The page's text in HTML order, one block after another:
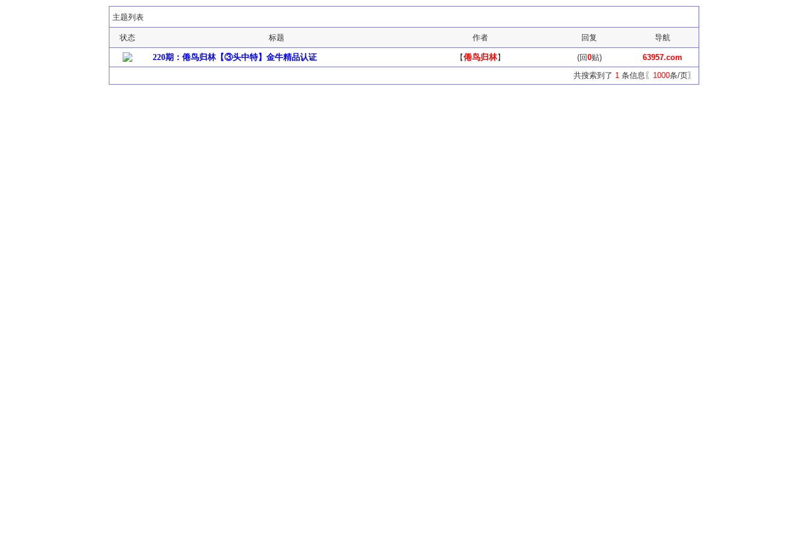
主题列表
状态 标题 作者 回复 导航
220期：倦鸟归林【③头中特】金牛精品认证 【倦鸟归林】 (回0贴)
63957.com
共搜索到了 1 条信息〖 1000条/页〗